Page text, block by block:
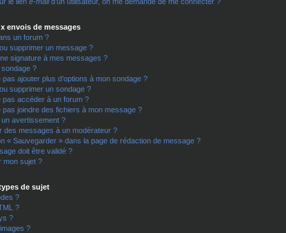
envois de messages
un forum ?
supprimer un message ?
signature à mes messages ?
?
pas ajouter plus d’options à mon sondage ?
supprimer un sondage ?
pas accéder à un forum ?
pas joindre des fichiers à mon message ?
avertissement ?
des messages à un modérateur ?
« Sauvegarder » dans la page de rédaction de message ?
doit être validé ?
mon sujet ?
de sujet
?
?
?
?